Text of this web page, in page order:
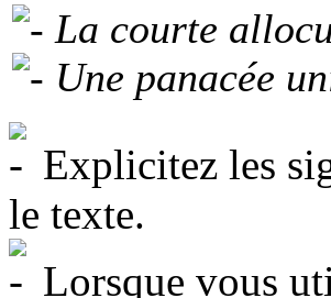
La courte
Une panacée
Explicitez les
le texte.
Lorsque vous